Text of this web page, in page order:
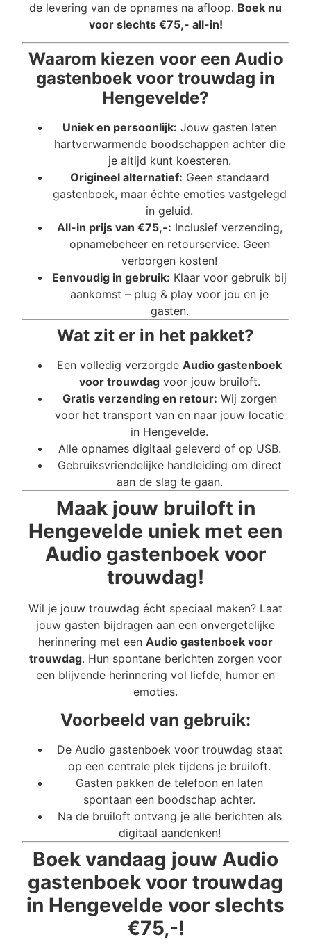
de levering van de opnames na afloop. Boek nu
voor slechts €75,- all-in!
Waarom kiezen voor een Audio
gastenboek voor trouwdag in
Hengevelde?
Uniek en persoonlijk: Jouw gasten laten
hartverwarmende boodschappen achter die
je altijd kunt koesteren.
Origineel alternatief: Geen standaard
gastenboek, maar échte emoties vastgelegd
in geluid.
All-in prijs van €75,-: Inclusief verzending,
opnamebeheer en retourservice. Geen
verborgen kosten!
Eenvoudig in gebruik: Klaar voor gebruik bij
aankomst – plug & play voor jou en je
gasten.
Wat zit er in het pakket?
Een volledig verzorgde Audio gastenboek
voor trouwdagvoor jouw bruiloft.
Gratis verzending en retour: Wij zorgen
voor het transport van en naar jouw locatie
in Hengevelde.
Alle opnames digitaal geleverd of op USB.
Gebruiksvriendelijke handleiding om direct
aan de slag te gaan.
Maak jouw bruiloft in
Hengevelde uniek met een
Audio gastenboek voor
trouwdag!
Wil je jouw trouwdag écht speciaal maken? Laat
jouw gasten bijdragen aan een onvergetelijke
herinnering met een Audio gastenboek voor
trouwdag. Hun spontane berichten zorgen voor
een blijvende herinnering vol liefde, humor en
emoties.
Voorbeeld van gebruik:
De Audio gastenboek voor trouwdag staat
op een centrale plek tijdens je bruiloft.
Gasten pakken de telefoon en laten
spontaan een boodschap achter.
Na de bruiloft ontvang je alle berichten als
digitaal aandenken!
Boek vandaag jouw Audio
gastenboek voor trouwdag
in Hengevelde voor slechts
€75,-!